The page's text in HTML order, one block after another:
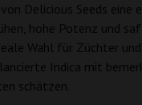
Delicious Seeds eine
hohe Potenz und
Wahl für Züchter
Indica mit
schätzen.